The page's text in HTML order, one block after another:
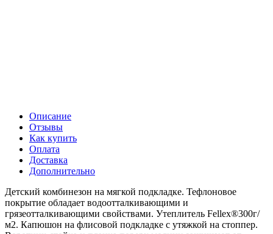
Описание
Отзывы
Как купить
Оплата
Доставка
Дополнительно
Детский комбинезон на мягкой подкладке. Тефлоновое
покрытие обладает водоотталкивающими и
грязеотталкивающими свойствами. Утеплитель Fellex®300г/
м2. Капюшон на флисовой подкладке с утяжкой на стоппер.